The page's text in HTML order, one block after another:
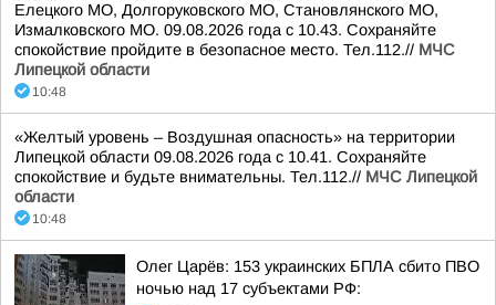
Елецкого МО, Долгоруковского МО, Становлянского МО,
Измалковского МО. 09.08.2026 года с 10.43. Сохраняйте
спокойствие пройдите в безопасное место. Тел.112.// МЧС
Липецкой области
10:48
«Желтый уровень – Воздушная опасность» на территории
Липецкой области 09.08.2026 года с 10.41. Сохраняйте
спокойствие и будьте внимательны. Тел.112.// МЧС Липецкой
области
10:48
Олег Царёв: 153 украинских БПЛА сбито ПВО
ночью над 17 субъектами РФ: